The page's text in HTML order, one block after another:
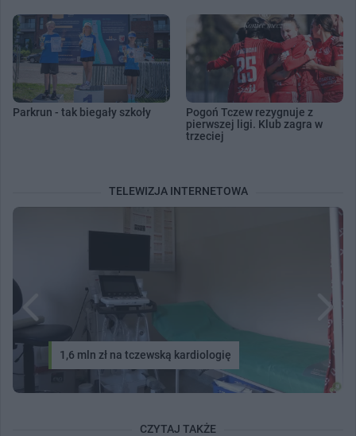
Parkrun - tak biegały szkoły
Pogoń Tczew rezygnuje z
pierwszej ligi. Klub zagra w
trzeciej
TELEWIZJA INTERNETOWA
1,6 mln zł na tczewską kardiologię
CZYTAJ TAKŻE